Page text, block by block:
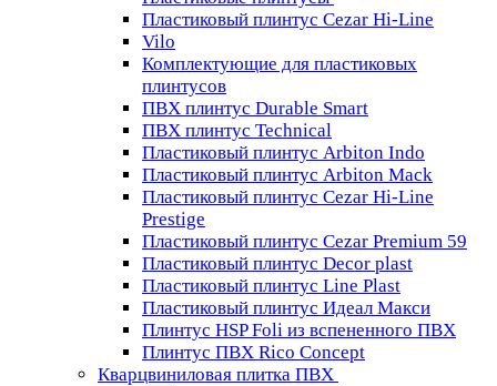
Пластиковый плинтус Cezar Hi-Line
Vilo
Комплектующие для пластиковых
плинтусов
ПВХ плинтус Durable Smart
ПВХ плинтус Technical
Пластиковый плинтус Arbiton Indo
Пластиковый плинтус Arbiton Mack
Пластиковый плинтус Cezar Hi-Line
Prestige
Пластиковый плинтус Cezar Premium 59
Пластиковый плинтус Decor plast
Пластиковый плинтус Line Plast
Пластиковый плинтус Идеал Макси
Плинтус HSP Foli из вспененного ПВХ
Плинтус ПВХ Rico Concept
Кварцвиниловая плитка ПВХ